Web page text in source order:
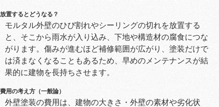
放置するとどうなる？
モルタル外壁のひび割れやシーリングの切れを放置する
と、そこから雨水が入り込み、下地や構造材の腐食につな
がります。傷みが進むほど補修範囲が広がり、塗装だけで
は済まなくなることもあるため、早めのメンテナンスが結
果的に建物を長持ちさせます。
費用の考え方（一般論）
外壁塗装の費用は、建物の大きさ・外壁の素材や劣化状